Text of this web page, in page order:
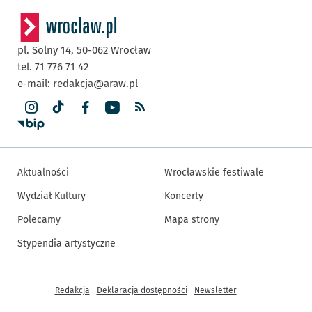
pl. Solny 14, 50-062 Wrocław
tel. 71 776 71 42
e-mail: redakcja@araw.pl
Aktualności
Wydział Kultury
Polecamy
Stypendia artystyczne
Wrocławskie festiwale
Koncerty
Mapa strony
Inne informacje
Redakcja Deklaracja dostępności Newsletter